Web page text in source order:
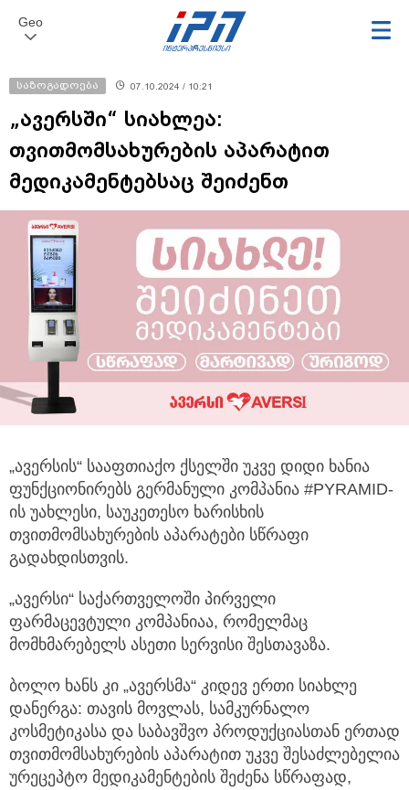
Geo
საზოგადოება 07.10.2024 / 10:21
„ავერსში“ სიახლეა:
თვითმომსახურების აპარატით
მედიკამენტებსაც შეიძენთ
„ავერსის“ სააფთიაქო ქსელში უკვე დიდი ხანია
ფუნქციონირებს გერმანული კომპანია #PYRAMID-
ის უახლესი, საუკეთესო ხარისხის
თვითმომსახურების აპარატები სწრაფი
გადახდისთვის.
„ავერსი“ საქართველოში პირველი
ფარმაცევტული კომპანიაა, რომელმაც
მომხმარებელს ასეთი სერვისი შესთავაზა.
ბოლო ხანს კი „ავერსმა“ კიდევ ერთი სიახლე
დანერგა: თავის მოვლას, სამკურნალო
კოსმეტიკასა და საბავშვო პროდუქციასთან ერთად
თვითმომსახურების აპარატით უკვე შესაძლებელია
ურეცეპტო მედიკამენტების შეძენა სწრაფად,